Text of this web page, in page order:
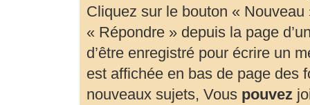
Cliquez sur le bouton « Nouveau
« Répondre » depuis la page
d’être enregistré pour écrire un
est affichée en bas de page des
nouveaux sujets, Vous pouvez